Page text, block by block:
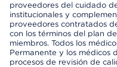
proveedores del cuidado
institucionales y
proveedores contratados
con los términos del plan
miembros. Todos los
Permanente y los médicos
procesos de revisión de